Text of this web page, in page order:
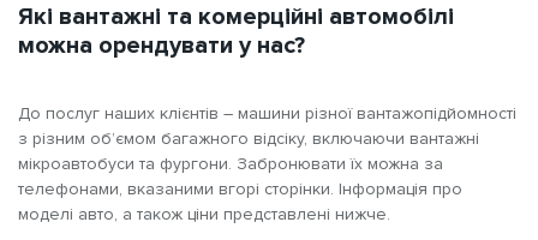
Які вантажні та комерційні автомобілі
можна орендувати у нас?
До послуг наших клієнтів – машини різної вантажопідйомності
з різним об’ємом багажного відсіку, включаючи вантажні
мікроавтобуси та фургони. Забронювати їх можна за
телефонами, вказаними вгорі сторінки. Інформація про
моделі авто, а також ціни представлені нижче.